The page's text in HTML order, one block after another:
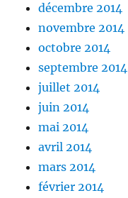
décembre 2014
novembre 2014
octobre 2014
septembre 2014
juillet 2014
juin 2014
mai 2014
avril 2014
mars 2014
février 2014